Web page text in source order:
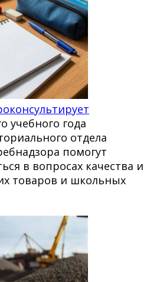
учебного года
отдела
помогут
в вопросах качества и
товаров и школьных